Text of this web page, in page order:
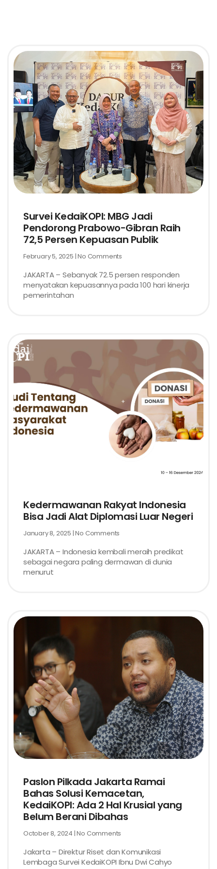
Survei KedaiKOPI: MBG Jadi
Pendorong Prabowo-Gibran Raih
72,5 Persen Kepuasan Publik
February 5, 2025 No Comments
JAKARTA – Sebanyak 72.5 persen responden
menyatakan kepuasannya pada 100 hari kinerja
pemerintahan
Kedermawanan Rakyat Indonesia
Bisa Jadi Alat Diplomasi Luar Negeri
January 8, 2025 No Comments
JAKARTA – Indonesia kembali meraih predikat
sebagai negara paling dermawan di dunia
menurut
Paslon Pilkada Jakarta Ramai
Bahas Solusi Kemacetan,
KedaiKOPI: Ada 2 Hal Krusial yang
Belum Berani Dibahas
October 8, 2024 No Comments
Jakarta – Direktur Riset dan Komunikasi
Lembaga Survei KedaiKOPI Ibnu Dwi Cahyo